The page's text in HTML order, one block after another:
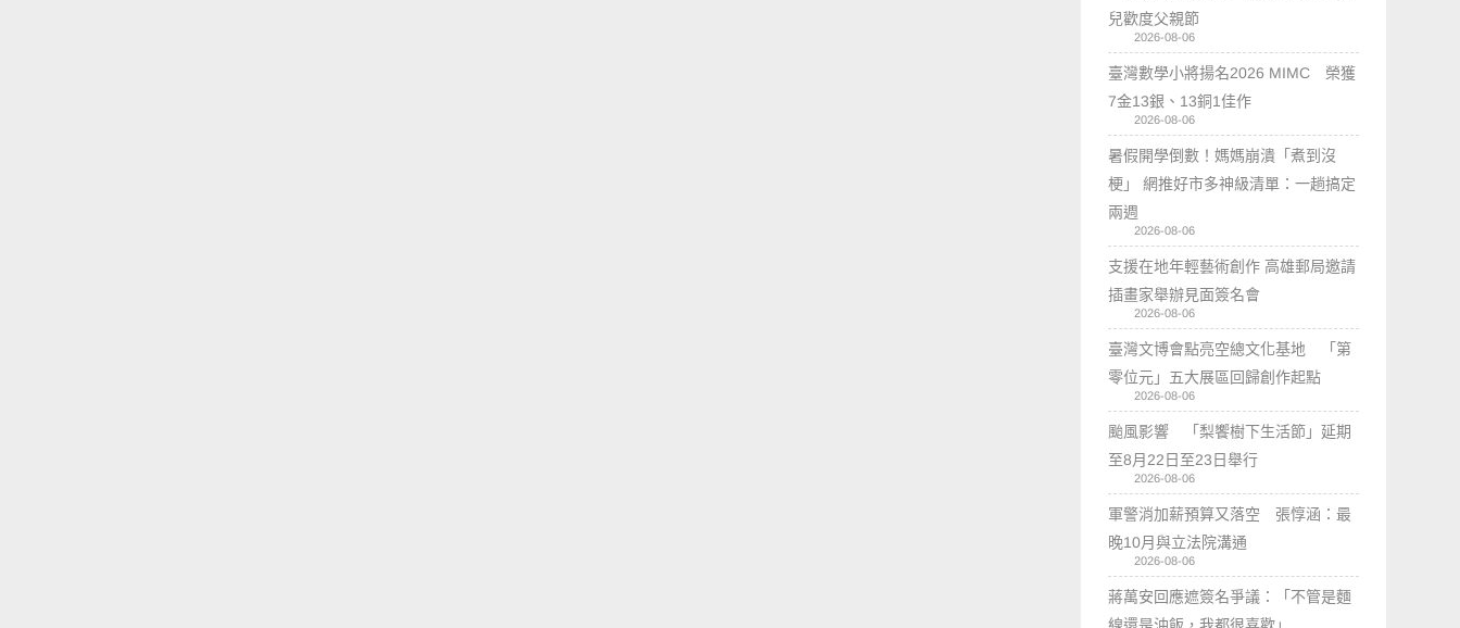
兒歡度父親節
2026-08-06
臺灣數學小將揚名2026 MIMC​ 榮獲
7金13銀、13銅1佳作
2026-08-06
暑假開學倒數！媽媽崩潰「煮到沒
梗」 網推好市多神級清單：一趟搞定
兩週
2026-08-06
支援在地年輕藝術創作 高雄郵局邀請
插畫家舉辦見面簽名會
2026-08-06
臺灣文博會點亮空總文化基地 「第
零位元」五大展區回歸創作起點
2026-08-06
颱風影響 「梨饗樹下生活節」延期
至8月22日至23日舉行
2026-08-06
軍警消加薪預算又落空 張惇涵：最
晚10月與立法院溝通
2026-08-06
蔣萬安回應遮簽名爭議：「不管是麵
線還是油飯，我都很喜歡」